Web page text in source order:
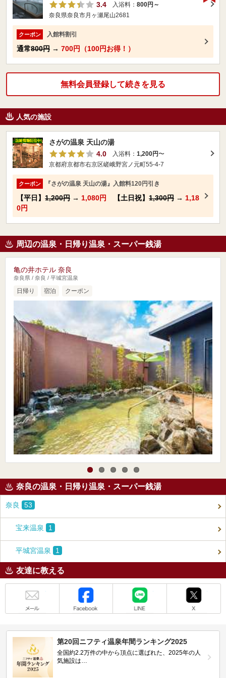
3.4 入浴料： 800円～
奈良県奈良市月ヶ瀬尾山2681
クーポン 入館料割引
通常800円 → 700円（100円お得！）
無料会員登録して続きを見る
人気の施設
さがの温泉 天山の湯
4.0
入浴料： 1,200円〜
京都府京都市右京区嵯峨野宮ノ元町55-4-7
クーポン 『さがの温泉 天山の湯』入館料120円引き
【平日】 1,200円 → 1,080円 【土日祝】 1,300円 → 1,18
0円
周辺の温泉・日帰り温泉・スーパー銭湯
亀の井ホテル 奈良
奈良県 / 奈良 / 平城宮温泉
日帰り 宿泊 クーポン
奈良の温泉・日帰り温泉・スーパー銭湯
奈良 53
宝来温泉 1
平城宮温泉 1
友達に教える
第20回ニフティ温泉年間ランキング2025
全国約2.2万件の中から頂点に選ばれた、2025年の人
気施設は…